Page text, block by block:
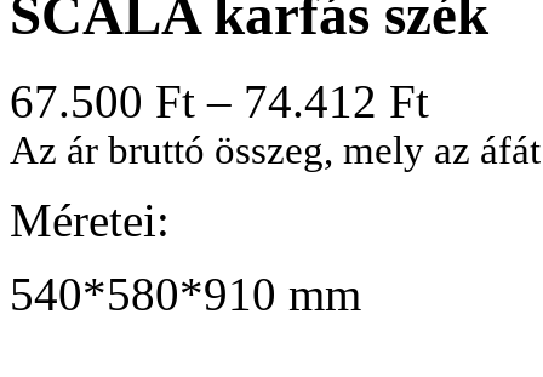
SCALA karfás szék
67.500 Ft – 74.412 Ft
Az ár bruttó összeg, mely az
Méretei:
540*580*910 mm